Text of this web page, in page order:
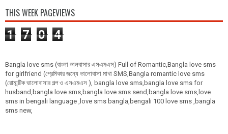
THIS WEEK PAGEVIEWS
1 7 0 4
Bangla love sms (বাংলা ভালবাসার এসএমএস) Full of Romantic,Bangla love sms
for girlfriend (প্রেমিকার জন্যে ভালোবাসা মাখা SMS,Bangla romantic love sms
(রোমান্টিক ভালোবাসার গল্প ও এসএমএস ), bangla love sms,bangla love sms for
husband,bangla love sms,bangla love sms send,bangla love sms,love
sms in bengali language ,love sms bangla,bengali 100 love sms ,bangla
sms new,